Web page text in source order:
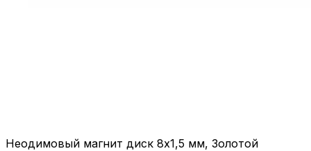
Неодимовый магнит диск 8х1,5 мм, Золотой